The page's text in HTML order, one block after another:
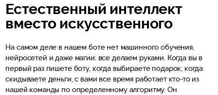
Естественный интеллект
вместо искусственного
На самом деле в нашем боте нет машинного обучения,
нейросетей и даже магии: все делаем руками. Когда вы в
первый раз пишете боту, когда выбираете подарок, когда
скидываете деньги, с вами все время работает кто-то из
нашей команды по определенному алгоритму. Он